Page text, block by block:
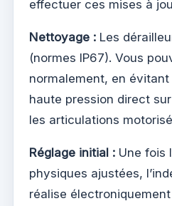
effectuer ces mises à
Nettoyage : Les
(normes IP67). Vous
normalement, en
haute pression direct
les articulations
Réglage initial : Une fois
physiques ajustées,
réalise